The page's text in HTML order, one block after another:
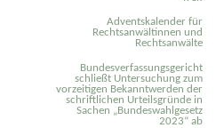
Adventskalender für
Rechtsanwältinnen und
Rechtsanwälte
Bundesverfassungsgericht
schließt Untersuchung zum
vorzeitigen Bekanntwerden der
schriftlichen Urteilsgründe in
Sachen „Bundeswahlgesetz
2023“ ab